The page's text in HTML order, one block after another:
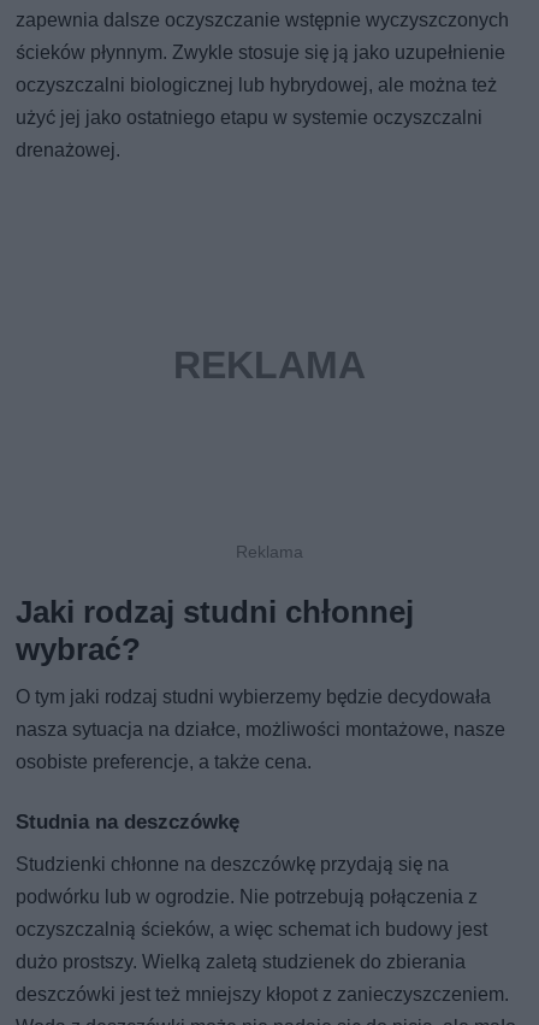
zapewnia dalsze oczyszczanie wstępnie wyczyszczonych
ścieków płynnym. Zwykle stosuje się ją jako uzupełnienie
oczyszczalni biologicznej lub hybrydowej, ale można też
użyć jej jako ostatniego etapu w systemie oczyszczalni
drenażowej.
Jaki rodzaj studni chłonnej
wybrać?
O tym jaki rodzaj studni wybierzemy będzie decydowała
nasza sytuacja na działce, możliwości montażowe, nasze
osobiste preferencje, a także cena.
Studnia na deszczówkę
Studzienki chłonne na deszczówkę przydają się na
podwórku lub w ogrodzie. Nie potrzebują połączenia z
oczyszczalnią ścieków, a więc schemat ich budowy jest
dużo prostszy. Wielką zaletą studzienek do zbierania
deszczówki jest też mniejszy kłopot z zanieczyszczeniem.